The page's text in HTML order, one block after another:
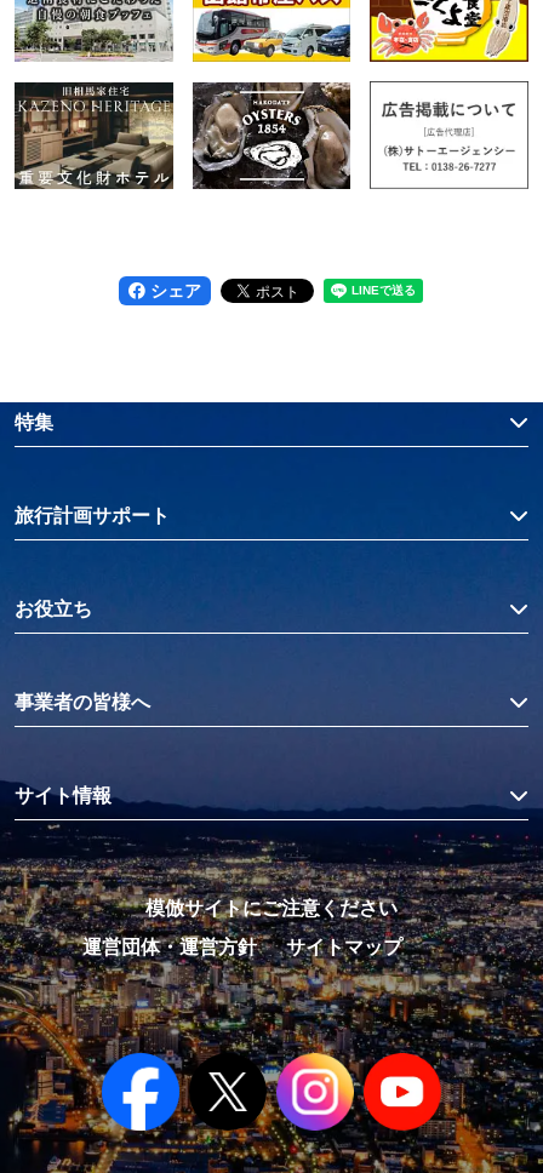
シェア
特集
旅行計画サポート
お役立ち
事業者の皆様へ
サイト情報
模倣サイトにご注意ください
運営団体・運営方針
サイトマップ